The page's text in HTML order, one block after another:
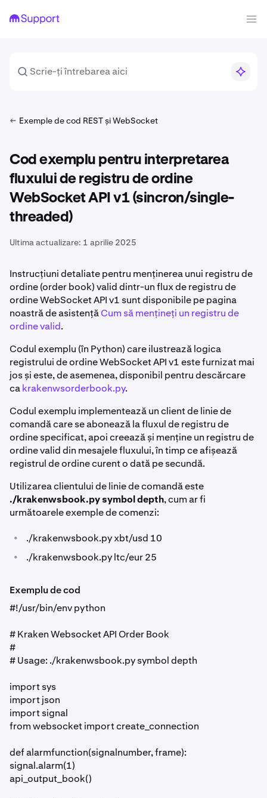
Exemple de cod REST și WebSocket
Cod exemplu pentru interpretarea
fluxului de registru de ordine
WebSocket API v1 (sincron/single-
threaded)
Ultima actualizare: 1 aprilie 2025
Instrucțiuni detaliate pentru menținerea unui registru de
ordine (order book) valid dintr-un flux de registru de
ordine WebSocket API v1 sunt disponibile pe pagina
noastră de asistențăCum să mențineți un registru de
ordine valid.
Codul exemplu (în Python) care ilustrează logica
registrului de ordine WebSocket API v1 este furnizat mai
jos și este, de asemenea, disponibil pentru descărcare
cakrakenwsorderbook.py.
Codul exemplu implementează un client de linie de
comandă care se abonează la fluxul de registru de
ordine specificat, apoi creează și menține un registru de
ordine valid din mesajele fluxului, în timp ce afișează
registrul de ordine curent o dată pe secundă.
Utilizarea clientului de linie de comandă este
./krakenwsbook.py symbol depth, cum ar fi
următoarele exemple de comenzi:
• ./krakenwsbook.py xbt/usd 10
• ./krakenwsbook.py ltc/eur 25
Exemplu de cod
#!/usr/bin/env python
# Kraken Websocket API Order Book
#
# Usage: ./krakenwsbook.py symbol depth
import sys
import json
import signal
from websocket import create_connection
def alarmfunction(signalnumber, frame):
signal.alarm(1)
api_output_book()